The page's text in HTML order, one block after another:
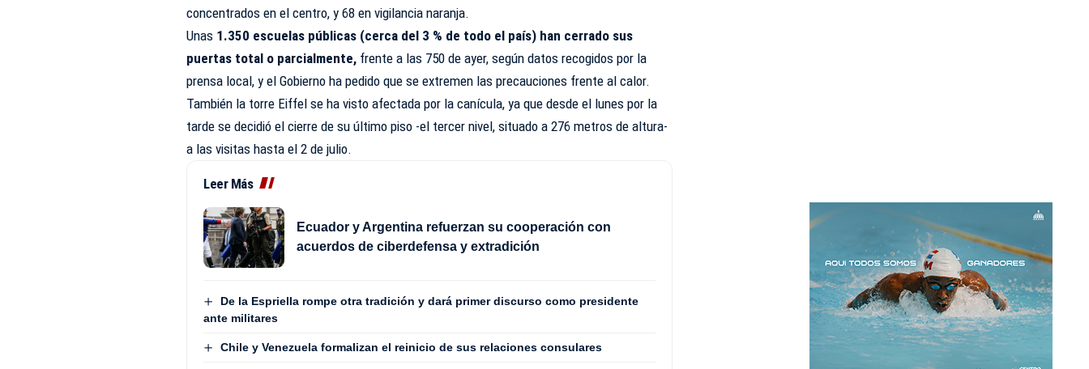
concentrados en el centro, y 68 en vigilancia naranja.
Unas 1.350 escuelas públicas (cerca del 3 % de todo el país) han cerrado sus
puertas total o parcialmente, frente a las 750 de ayer, según datos recogidos por la
prensa local, yel Gobierno ha pedido que se extremen las precauciones frente al calor.
También la torre Eiffel se ha visto afectada por la canícula, ya que desde el lunes por la
tarde se decidió el cierre de su último piso -el tercer nivel, situado a 276 metros de altura-
a las visitas hasta el 2 de julio.
Leer Más
Ecuador y Argentina refuerzan su cooperación con
acuerdos de ciberdefensa y extradición
De la Espriella rompe otra tradición y dará primer discurso como presidente
ante militares
Chile y Venezuela formalizan el reinicio de sus relaciones consulares